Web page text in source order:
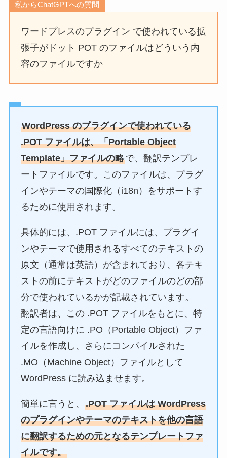
私からChatGPTへの質問
ワードプレスのプラグイン で使われている拡
張子がドット POT のファイルはどういう内
容のファイルですか
WordPress のプラグインで使われている
.POT ファイルは、「Portable Object
Template」ファイルの略で、翻訳テンプレ
ートファイルです。このファイルは、プラグ
インやテーマの国際化（i18n）をサポートす
るために使用されます。
具体的には、.POT ファイルには、プラグイ
ンやテーマで使用されるすべてのテキストの
原文（通常は英語）が含まれており、各テキ
ストの前にテキストがどのファイルのどの部
分で使われているかが記載されています。
翻訳者は、この .POT ファイルをもとに、特
定の言語向けに .PO（Portable Object）ファ
イルを作成し、さらにコンパイルされた
.MO（Machine Object）ファイルとして
WordPress に読み込ませます。
簡単に言うと、.POT ファイルは WordPress
のプラグインやテーマのテキストを他の言語
に翻訳するための元となるテンプレートファ
イルです。